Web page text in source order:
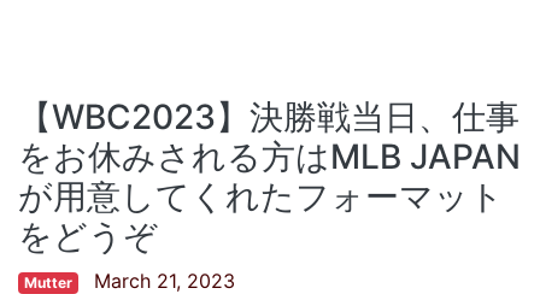
【WBC2023】決勝戦当日、仕事
をお休みされる方はMLB JAPAN
が用意してくれたフォーマット
をどうぞ
Mutter March 21, 2023